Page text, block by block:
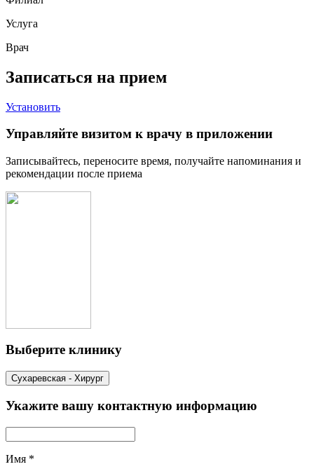
Услуга
Врач
Записаться на прием
Установить
Управляйте визитом к врачу в приложении
Записывайтесь, переносите время, получайте напоминания и
рекомендации после приема
Выберите клинику
Сухаревская - Хирург
Укажите вашу контактную информацию
Имя *